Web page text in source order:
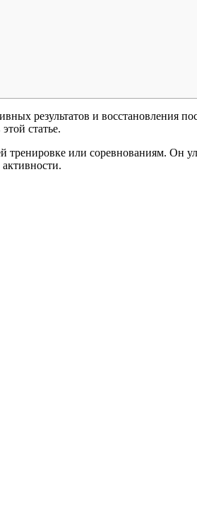
результатов и восстановления
статье.
или соревнованиям. Он